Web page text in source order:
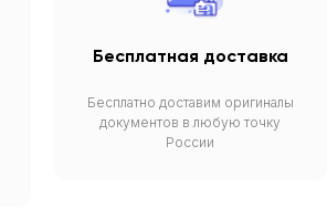
Бесплатная доставка
Бесплатно доставим оригиналы
документов в любую точку
России